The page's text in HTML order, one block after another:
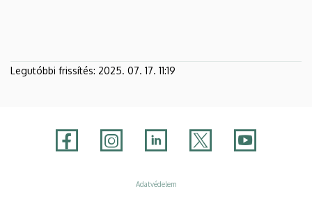
Legutóbbi frissítés: 2025. 07. 17. 11:19
Adatvédelem